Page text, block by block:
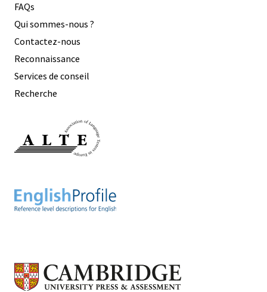
FAQs
Qui sommes-nous ?
Contactez-nous
Reconnaissance
Services de conseil
Recherche